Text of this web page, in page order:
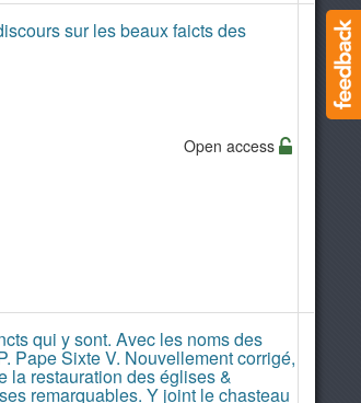
sur les beaux faicts des
Open access
qui y sont. Avec les noms des
Pape Sixte V. Nouvellement corrigé,
la restauration des églises &
remarquables. Y joint le chasteau